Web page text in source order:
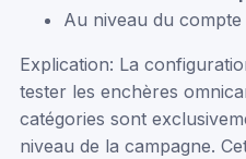
Au niveau du compte
Explication: La
tester les enchères
catégories sont
niveau de la campagne.